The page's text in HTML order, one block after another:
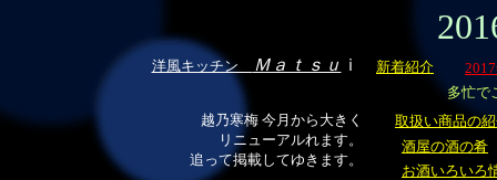
洋風キッチン Ｍａｔｓｕ ｉ 新着紹介
多忙で
越乃寒梅 今月から大きく
リニューアルれます。
追って掲載してゆきます。
取扱い商品の
酒屋の酒の肴
お酒いろいろ